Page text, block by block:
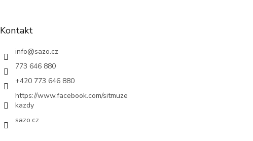
Kontakt
info@sazo.cz
773 646 880
+420 773 646 880
https://www.facebook.com/sitmuze
kazdy
sazo.cz